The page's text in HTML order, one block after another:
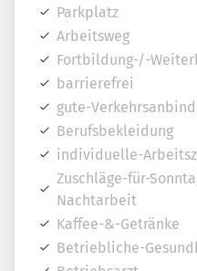
Parkplatz
Arbeitsweg
Fortbildung-/-
barrierefrei
gute-
Berufsbekleidung
individuelle-
Zuschläge-für-
Nachtarbeit
Kaffee-&-Getränke
Betriebliche-